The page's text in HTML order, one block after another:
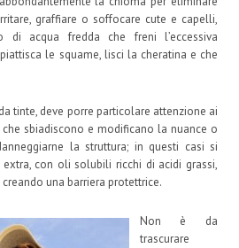
graffiare o soffocare cute e capelli,
di acqua fredda che freni l’eccessiva
le squame, lisci la cheratina e che
tinte, deve porre particolare attenzione ai
che sbiadiscono e modificano la nuance o
la struttura; in questi casi si
con oli solubili ricchi di acidi grassi,
una barriera protettrice.
Non è da
trascurare